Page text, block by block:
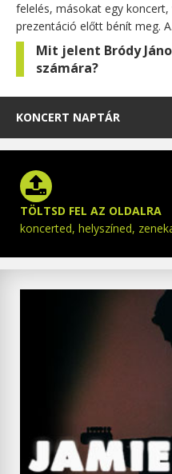
felelés, másokat egy koncert,
prezentáció előtt bénít meg.
Mit jelent Bródy
számára?
KONCERT NAPTÁR
TÖLTSD FEL AZ OLDALRA
koncerted, helyszíned,